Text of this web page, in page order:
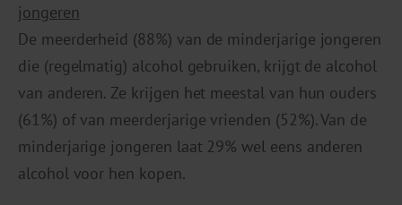
jongeren
De meerderheid (88%) van de minderjarige jongeren
die (regelmatig) alcohol gebruiken, krijgt de alcohol
van anderen. Ze krijgen het meestal van hun ouders
(61%) of van meerderjarige vrienden (52%). Van de
minderjarige jongeren laat 29% wel eens anderen
alcohol voor hen kopen.